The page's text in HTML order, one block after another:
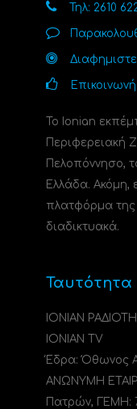
Τηλ: 2610
Το Ionian
Περιφερειακή
Πελοπόννησο,
Ελλάδα. Ακόμη,
πλατφόρμα της
διαδικτυακά.
Ταυτότητα
ΙΟΝΙΑΝ
IONIAN TV
Έδρα: Όθωνος
ΑΝΩΝΥΜΗ
Πατρών, ΓΕΜΗ: